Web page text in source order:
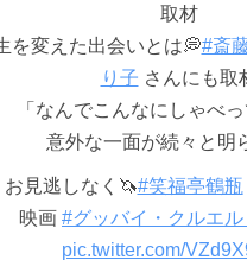
取材
を変えた出会いとは💭#斎
り子 さんにも取
「なんでこんなにしゃべっ
意外な一面が続々と明
お見逃しなく🦄#笑福亭鶴瓶
映画 #グッバイ・クルエ
pic.twitter.com/